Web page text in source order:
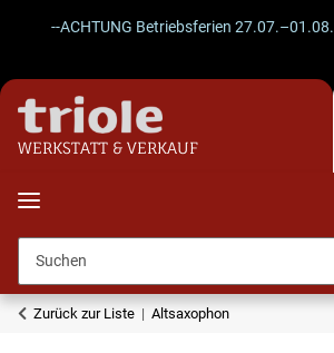
--ACHTUNG Betriebsferien 27.07.–01.08.
WERKSTATT & VERKAUF
Zurück zur Liste Altsaxophon